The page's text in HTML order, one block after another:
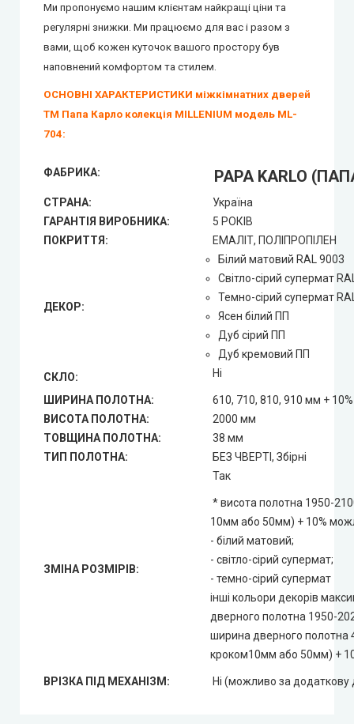
Ми пропонуємо нашим клієнтам найкращі ціни та
регулярні знижки. Ми працюємо для вас і разом з
вами, щоб кожен куточок вашого простору був
наповнений комфортом та стилем.
ОСНОВНІ ХАРАКТЕРИСТИКИ міжкімнатних дверей
ТМ Папа Карло колекція MILLENIUM модель ML-
704:
ФАБРИКА: PAPA KARLO
СТРАНА:
Україна
ГАРАНТІЯ ВИРОБНИКА:
5 РОКІВ
ПОКРИТТЯ:
ЕМАЛІТ, ПОЛІПРОПІЛЕН
ДЕКОР:
Білий матовий RAL 9003
Світло-сірий супермат
Темно-сірий супермат
Ясен білий ПП
Дуб сірий ПП
Дуб кремовий ПП
СКЛО:
Ні
ШИРИНА ПОЛОТНА:
610, 710, 810, 910 мм + 10%
ВИСОТА ПОЛОТНА:
2000 мм
ТОВЩИНА ПОЛОТНА:
38 мм
ТИП ПОЛОТНА:
БЕЗ ЧВЕРТІ, Збірні
ЗМІНА РОЗМІРІВ:
Так
* висота полотна 1950-
10мм або 50мм) + 10%
- білий матовий;
- світло-сірий супермат;
- темно-сірий супермат
інші кольори декорів
дверного полотна 1950-
ширина дверного полотна
кроком10мм або 50мм) +
ВРІЗКА ПІД МЕХАНІЗМ: Ні (можливо за додаткову